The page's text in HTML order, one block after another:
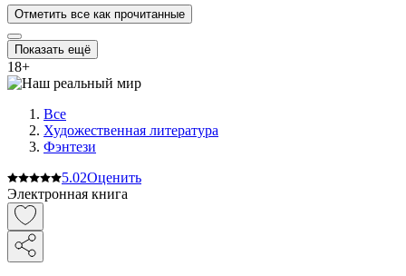
Отметить все как прочитанные
Показать ещё
18+
Все
Художественная литература
Фэнтези
5.02Оценить
Электронная книга